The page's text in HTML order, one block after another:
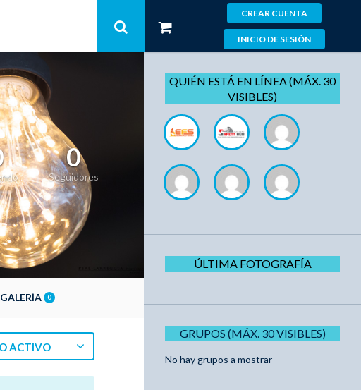
CREAR CUENTA
INICIO DE SESIÓN
0
Seguidores
GALERÍA 0
ACTIVO
QUIÉN ESTÁ EN LÍNEA (MÁX. 30
VISIBLES)
ÚLTIMA FOTOGRAFÍA
GRUPOS (MÁX. 30 VISIBLES)
No hay grupos a mostrar